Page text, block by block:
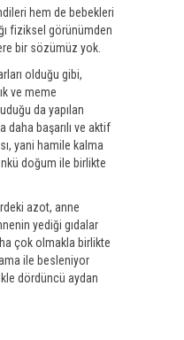
hem de bebekleri
fiziksel görünümden
bir sözümüz yok.
olduğu gibi,
ve meme
da yapılan
daha başarılı ve aktif
yani hamile kalma
doğum ile birlikte
azot, anne
yediği gıdalar
çok olmakla birlikte
ile besleniyor
dördüncü aydan